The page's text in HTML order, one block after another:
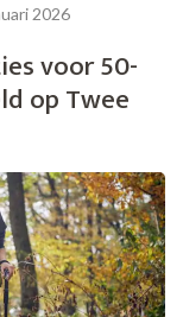
Single
Fietsreizen
met
2026
voor 50-
op Twee